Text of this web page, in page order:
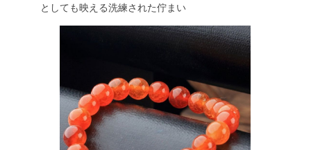
としても映える洗練された佇まい